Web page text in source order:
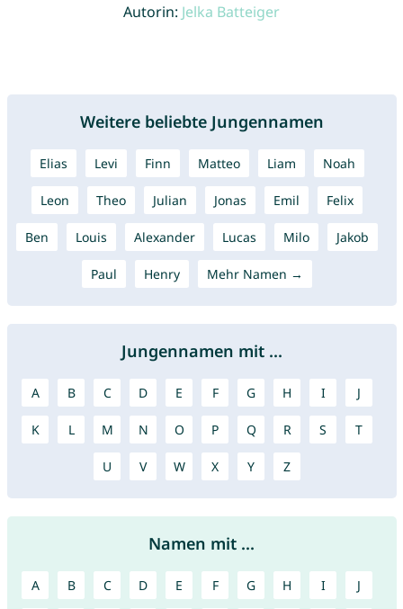
Autorin: Jelka Batteiger
Weitere beliebte Jungennamen
Elias Levi Finn Matteo Liam Noah
Leon Theo Julian Jonas Emil Felix
Ben Louis Alexander Lucas Milo Jakob
Paul Henry Mehr Namen →
Jungennamen mit ...
A B C D E F G H I J
K L M N O P Q R S T
U V W X Y Z
Namen mit ...
A B C D E F G H I J